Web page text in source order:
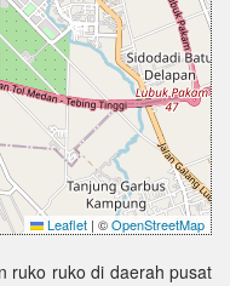
Leaflet | ©OpenStreetMap
ruko ruko di daerah pusat